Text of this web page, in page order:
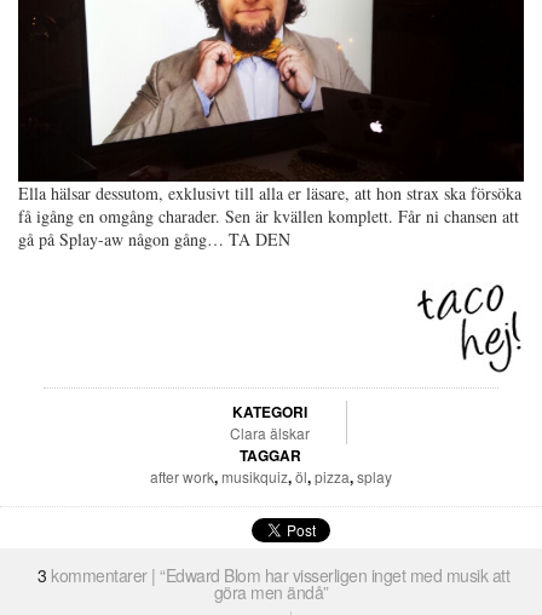
Ella hälsar dessutom, exklusivt till alla er läsare, att hon strax ska försöka
få igång en omgång charader. Sen är kvällen komplett. Får ni chansen att
gå på Splay-aw någon gång… TA DEN
KATEGORI
Clara älskar
TAGGAR
after work,musikquiz,öl,pizza,splay
3 kommentarer | “Edward Blom har visserligen inget med musik att
göra men ändå”